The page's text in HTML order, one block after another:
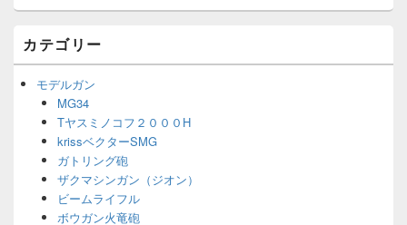
バ
ウ
ィ
ェ
カテゴリー
モデルガン
MG34
Tヤスミノコフ２０００H
krissベクターSMG
ガトリング砲
ザクマシンガン（ジオン）
ビームライフル
ボウガン火竜砲